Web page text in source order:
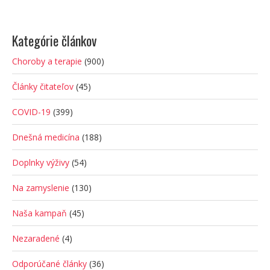
Kategórie článkov
Choroby a terapie (900)
Články čitateľov (45)
COVID-19 (399)
Dnešná medicína (188)
Doplnky výživy (54)
Na zamyslenie (130)
Naša kampaň (45)
Nezaradené (4)
Odporúčané články (36)